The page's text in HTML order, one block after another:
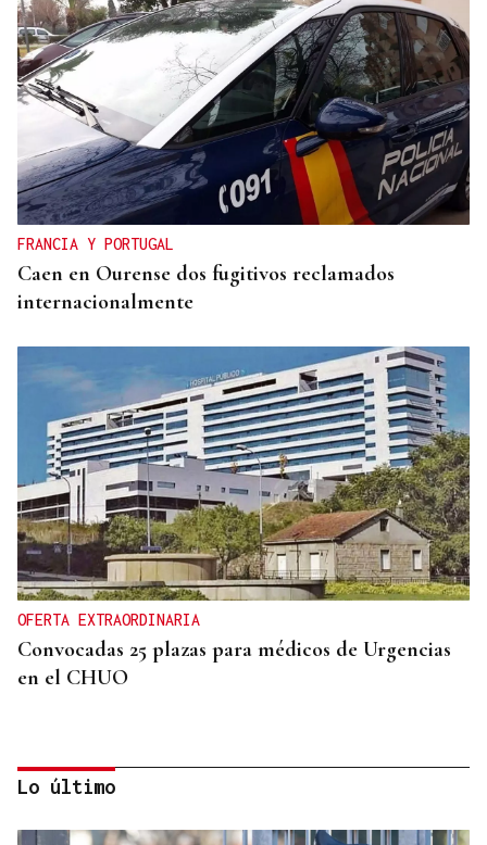
FRANCIA Y PORTUGAL
Caen en Ourense dos fugitivos reclamados
internacionalmente
OFERTA EXTRAORDINARIA
Convocadas 25 plazas para médicos de Urgencias
en el CHUO
Lo último